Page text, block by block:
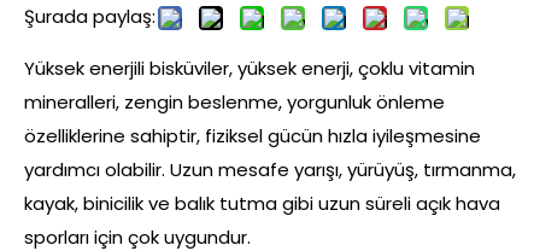
Şurada paylaş:
Yüksek enerjili bisküviler, yüksek enerji, çoklu vitamin
mineralleri, zengin beslenme, yorgunluk önleme
özelliklerine sahiptir, fiziksel gücün hızla iyileşmesine
yardımcı olabilir. Uzun mesafe yarışı, yürüyüş, tırmanma,
kayak, binicilik ve balık tutma gibi uzun süreli açık hava
sporları için çok uygundur.